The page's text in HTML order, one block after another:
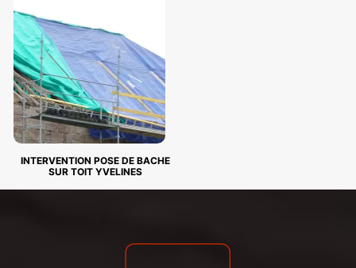
INTERVENTION POSE DE BACHE
SUR TOIT YVELINES